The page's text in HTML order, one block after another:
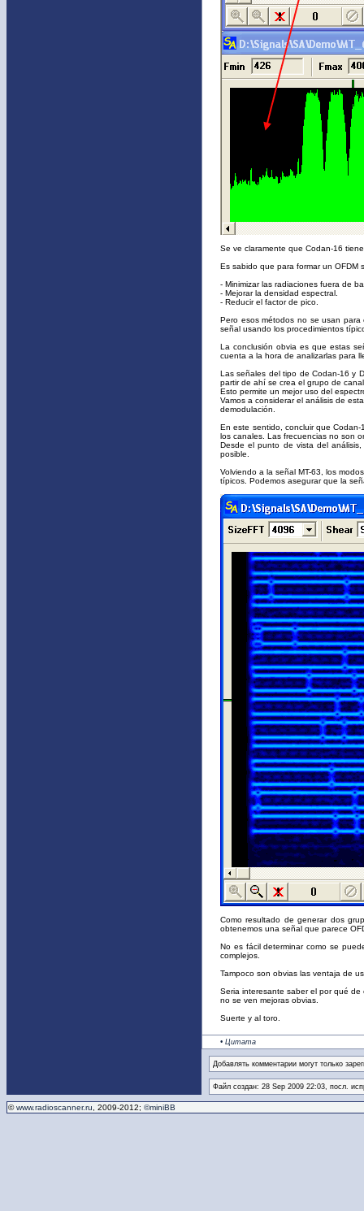
Se ve claramente que Codan-16
Es sabido que para formar un OFDM
- Minimizar las radiaciones fuera de
- Mejorar la densidad espectral.
- Reducir el factor de pico.
Pero esos métodos no se usan
señal usando los procedimientos
La conclusión obvia es que estas
cuenta a la hora de analizarlas para
Las señales del tipo de Codan-16 y
partir de ahí se crea el grupo de
Esto permite un mejor uso del
Vamos a considerar el análisis de
demodulación.
En este sentido, concluir que
los canales. Las frecuencias no son
Desde el punto de vista del
posible.
Volviendo a la señal MT-63, los
típicos. Podemos asegurar que la
Como resultado de generar dos
obtenemos una señal que parece
No es fácil determinar como se
complejos.
Tampoco son obvias las ventaja de
Seria interesante saber el por qué
no se ven mejoras obvias.
Suerte y al toro.
• Цитата
Добавлять комментарии могут только
Файл создан: 28 Sep 2009 22:03, посл.
©www.radioscanner.ru , 2009-2012; ©miniBB